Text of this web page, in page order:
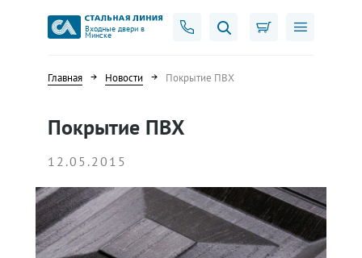
Входные двери в
Минске
Главная Новости Покрытие ПВХ
Покрытие ПВХ
12.05.2015